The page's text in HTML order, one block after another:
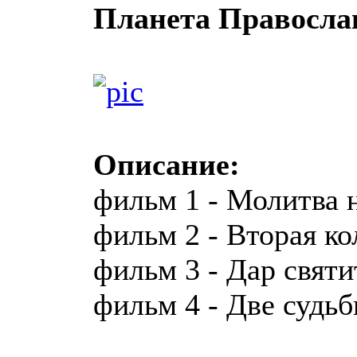
Планета
Описание:
фильм 1 - Молитва
фильм 2 - Вторая
фильм 3 - Дар
фильм 4 - Две